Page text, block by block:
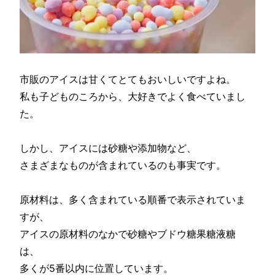
市販のアイスは甘くてとてもおいしいですよね。
私も子どものころから、大好きでよく食べていまし
た。
しかし、アイスには砂糖や添加物など、
さまざまなものが含まれているのも事実です。
原材料は、多く含まれている順番で表示されていま
すが、
アイスの原材料のなかで砂糖やブドウ糖果糖液糖
は、
多くが5番以内に位置しています。